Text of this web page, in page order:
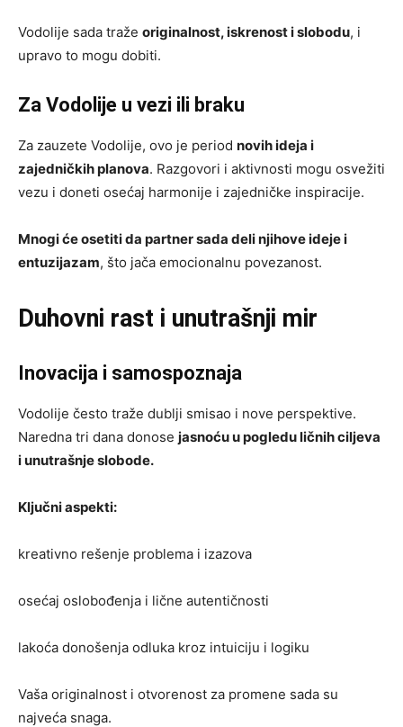
Vodolije sada traže originalnost, iskrenost i slobodu, i
upravo to mogu dobiti.
Za Vodolije u vezi ili braku
Za zauzete Vodolije, ovo je period novih ideja i
zajedničkih planova. Razgovori i aktivnosti mogu osvežiti
vezu i doneti osećaj harmonije i zajedničke inspiracije.
Mnogi će osetiti da partner sada deli njihove ideje i
entuzijazam, što jača emocionalnu povezanost.
Duhovni rast i unutrašnji mir
Inovacija i samospoznaja
Vodolije često traže dublji smisao i nove perspektive.
Naredna tri dana donose jasnoću u pogledu ličnih ciljeva
i unutrašnje slobode.
Ključni aspekti:
kreativno rešenje problema i izazova
osećaj oslobođenja i lične autentičnosti
lakoća donošenja odluka kroz intuiciju i logiku
Vaša originalnost i otvorenost za promene sada su
najveća snaga.